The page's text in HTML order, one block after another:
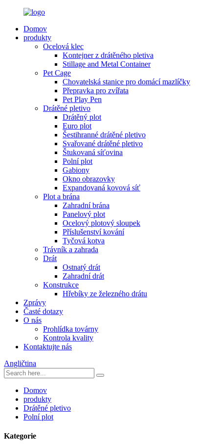
Domov
produkty
Ocelová klec
Kontejner z drátěného pletiva
Stillage and Metal Container
Pet Cage
Chovatelská stanice pro domácí mazlíčky
Přepravka pro zvířata
Pet Play Pen
Drátěné pletivo
Drátěný plot
Euro plot
Šestihranné drátěné pletivo
Svařované drátěné pletivo
Štukovaná síťovina
Polní plot
Gabiony
Okno obrazovky
Expandovaná kovová síť
Plot a brána
Zahradní brána
Panelový plot
Ocelový plotový sloupek
Příslušenství kování
Tyčová kotva
Trávník a zahrada
Drát
Ostnatý drát
Zahradní drát
Konstrukce
Hřebíky ze železného drátu
Zprávy
Časté dotazy
O nás
Prohlídka továrny
Kontrola kvality
Kontaktujte nás
Angličtina
Domov
produkty
Drátěné pletivo
Polní plot
Kategorie